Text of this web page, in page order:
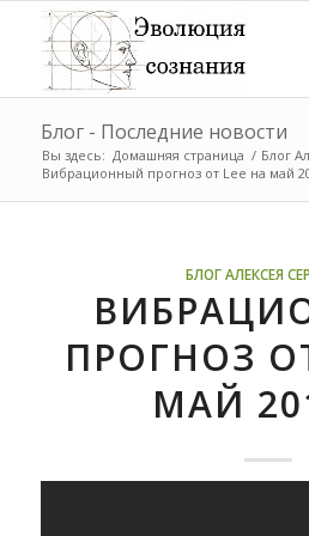
Блог - Последние новости
Вы здесь: Домашняя страница / Блог
Вибрационный прогноз от Lee на май
БЛОГ АЛЕКСЕЯ
ПРОГНОЗ
МАЙ